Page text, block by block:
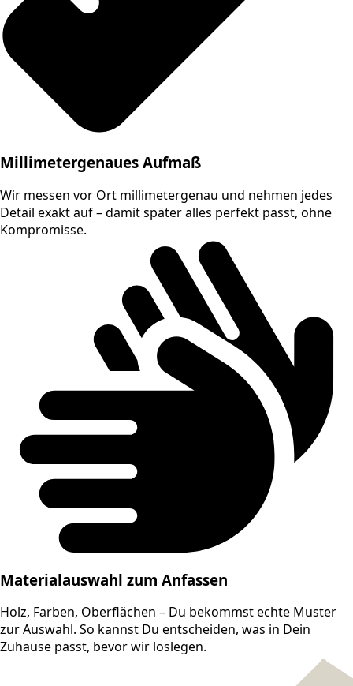
Millimetergenaues Aufmaß
Wir messen vor Ort millimetergenau und nehmen jedes
Detail exakt auf – damit später alles perfekt passt, ohne
Kompromisse.
Materialauswahl zum Anfassen
Holz, Farben, Oberflächen – Du bekommst echte Muster
zur Auswahl. So kannst Du entscheiden, was in Dein
Zuhause passt, bevor wir loslegen.